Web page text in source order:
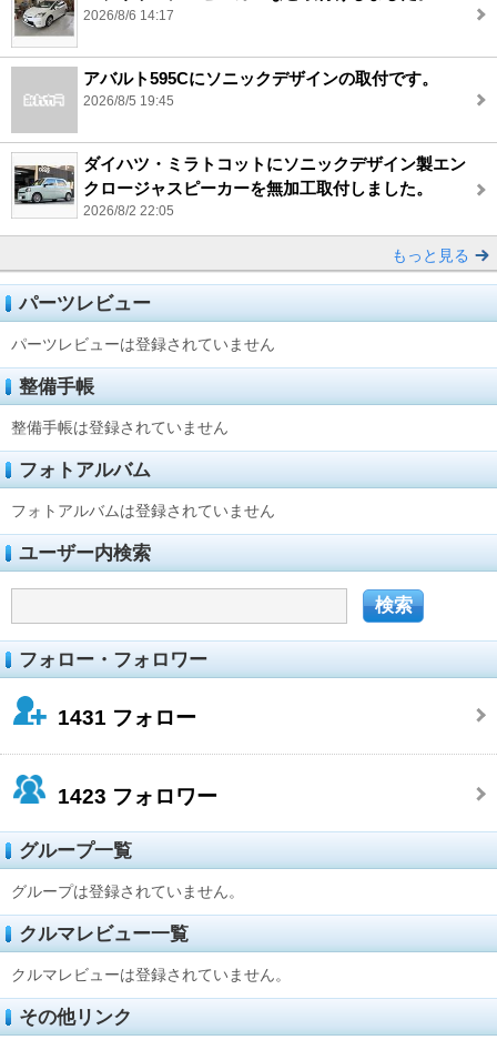
2026/8/6 14:17
アバルト595Cにソニックデザインの取付です。
2026/8/5 19:45
ダイハツ・ミラトコットにソニックデザイン製エン
クロージャスピーカーを無加工取付しました。
2026/8/2 22:05
もっと見る
パーツレビュー
パーツレビューは登録されていません
整備手帳
整備手帳は登録されていません
フォトアルバム
フォトアルバムは登録されていません
ユーザー内検索
フォロー・フォロワー
1431 フォロー
1423 フォロワー
グループ一覧
グループは登録されていません。
クルマレビュー一覧
クルマレビューは登録されていません。
その他リンク